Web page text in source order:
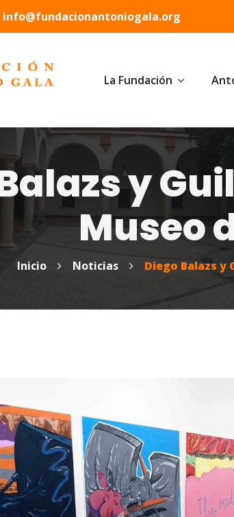
info@fundacionantoniogala.org
La Fundación
y
Museo
Inicio Noticias Diego Balazs y